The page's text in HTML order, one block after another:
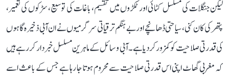
لیکن جنگلات کی مسلسل کٹائی اور ٹکڑوں میں تقسیم، باغات کی توسیع، سڑکوں کی تعمیر،
پتھر کی کان کنی، سیاحتی ڈھانچے اور بے ہنگم ترقیاتی سرگرمیوں نے ان آبی ذخیرہ گاہوں
کی قدرتی صلاحیت کو کمزور کر دیا ہے۔ آبی وسائل کے ماہرین مسلسل خبردار کر رہے ہیں
کہ مغربی گھاٹ اپنی اس قدرتی صلاحیت سے محروم ہوتا جا رہا ہے جس کے باعث اسے